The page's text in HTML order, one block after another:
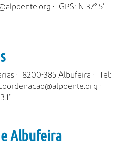
· GPS: N 37° 5'
· 8200-385 Albufeira · Tel:
·
Albufeira